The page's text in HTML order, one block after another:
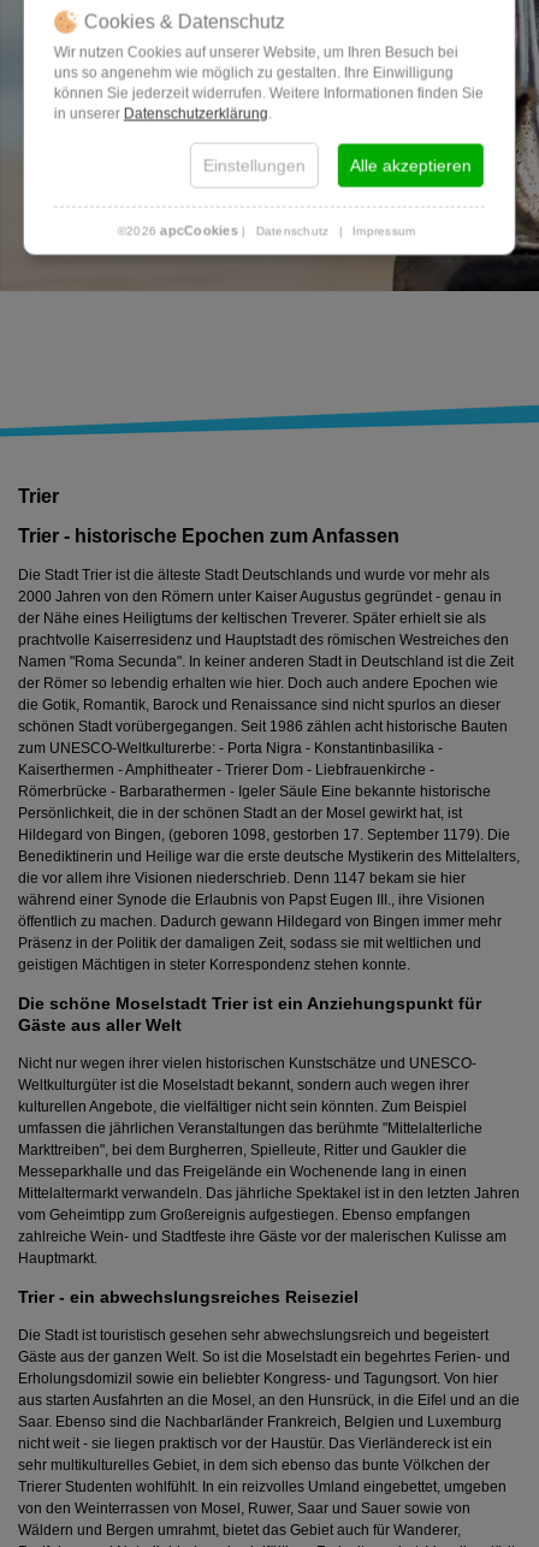
Trier
Trier - historische Epochen zum Anfassen
Die Stadt Trier ist die älteste Stadt Deutschlands und wurde vor mehr als
2000 Jahren von den Römern unter Kaiser Augustus gegründet - genau in
der Nähe eines Heiligtums der keltischen Treverer. Später erhielt sie als
prachtvolle Kaiserresidenz und Hauptstadt des römischen Westreiches den
Namen "Roma Secunda". In keiner anderen Stadt in Deutschland ist die Zeit
der Römer so lebendig erhalten wie hier. Doch auch andere Epochen wie
die Gotik, Romantik, Barock und Renaissance sind nicht spurlos an dieser
schönen Stadt vorübergegangen. Seit 1986 zählen acht historische Bauten
zum UNESCO-Weltkulturerbe: - Porta Nigra - Konstantinbasilika -
Kaiserthermen - Amphitheater - Trierer Dom - Liebfrauenkirche -
Römerbrücke - Barbarathermen - Igeler Säule Eine bekannte historische
Persönlichkeit, die in der schönen Stadt an der Mosel gewirkt hat, ist
Hildegard von Bingen, (geboren 1098, gestorben 17. September 1179). Die
Benediktinerin und Heilige war die erste deutsche Mystikerin des Mittelalters,
die vor allem ihre Visionen niederschrieb. Denn 1147 bekam sie hier
während einer Synode die Erlaubnis von Papst Eugen III., ihre Visionen
öffentlich zu machen. Dadurch gewann Hildegard von Bingen immer mehr
Präsenz in der Politik der damaligen Zeit, sodass sie mit weltlichen und
geistigen Mächtigen in steter Korrespondenz stehen konnte.
Die schöne Moselstadt Trier ist ein Anziehungspunkt für
Gäste aus aller Welt
Nicht nur wegen ihrer vielen historischen Kunstschätze und UNESCO-
Weltkulturgüter ist die Moselstadt bekannt, sondern auch wegen ihrer
kulturellen Angebote, die vielfältiger nicht sein könnten. Zum Beispiel
umfassen die jährlichen Veranstaltungen das berühmte "Mittelalterliche
Markttreiben", bei dem Burgherren, Spielleute, Ritter und Gaukler die
Messeparkhalle und das Freigelände ein Wochenende lang in einen
Mittelaltermarkt verwandeln. Das jährliche Spektakel ist in den letzten Jahren
vom Geheimtipp zum Großereignis aufgestiegen. Ebenso empfangen
zahlreiche Wein- und Stadtfeste ihre Gäste vor der malerischen Kulisse am
Hauptmarkt.
Trier - ein abwechslungsreiches Reiseziel
Die Stadt ist touristisch gesehen sehr abwechslungsreich und begeistert
Gäste aus der ganzen Welt. So ist die Moselstadt ein begehrtes Ferien- und
Erholungsdomizil sowie ein beliebter Kongress- und Tagungsort. Von hier
aus starten Ausfahrten an die Mosel, an den Hunsrück, in die Eifel und an die
Saar. Ebenso sind die Nachbarländer Frankreich, Belgien und Luxemburg
nicht weit - sie liegen praktisch vor der Haustür. Das Vierländereck ist ein
sehr multikulturelles Gebiet, in dem sich ebenso das bunte Völkchen der
Trierer Studenten wohlfühlt. In ein reizvolles Umland eingebettet, umgeben
von den Weinterrassen von Mosel, Ruwer, Saar und Sauer sowie von
Wäldern und Bergen umrahmt, bietet das Gebiet auch für Wanderer,
Cookies & Datenschutz
Wir nutzen Cookies auf unserer Website, um Ihren Besuch bei
uns so angenehm wie möglich zu gestalten. Ihre Einwilligung
können Sie jederzeit widerrufen. Weitere Informationen finden Sie
in unserer Datenschutzerklärung.
Einstellungen Alle akzeptieren
©2026apcCookies| Datenschutz | Impressum